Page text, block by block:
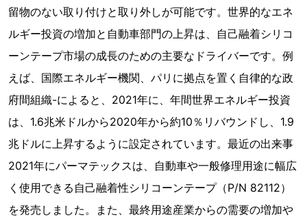
留物のない取り付けと取り外しが可能です。世界的なエネ
ルギー投資の増加と自動車部門の上昇は、自己融着シリコ
ーンテープ市場の成長のための主要なドライバーです。例
えば、国際エネルギー機関、パリに拠点を置く自律的な政
府間組織-によると、2021年に、年間世界エネルギー投資
は、1.6兆米ドルから2020年から約10％リバウンドし、1.9
兆ドルに上昇するように設定されています。最近の出来事
2021年にパーマテックスは、自動車や一般修理用途に幅広
く使用できる自己融着性シリコーンテープ（P/N 82112）
を発売しました。また、最終用途産業からの需要の増加や